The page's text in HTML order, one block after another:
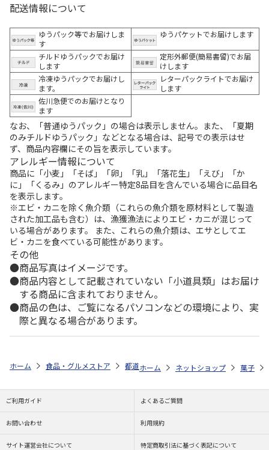
配送情報について
ゆうパック等でお届けしま
す
ゆうパケットでお届けします
チルドゆうパックでお届け
します
定形外郵便(簡易書留)でお届
けします
冷凍ゆうパックでお届けし
ます。
レターパックライトでお届け
します
佐川急便でのお届けとなり
ます
なお、「普通ゆうパック」の場合は表示しません。また、「夏期
のみチルドゆうパック」などとなる場合は、記号での表示はせ
ず、商品内容欄にその旨を表示しています。
アレルギー情報について
商品に「小麦」「そば」「卵」「乳」「落花生」「えび」「か
に」「くるみ」のアレルギー特定8品目を含んでいる場合に品目名
を表示します。
※エビ・カニを除く魚介類（これらの魚介類を原材料として製造
された加工品も含む）は、漁獲漁法によりエビ・カニが混じって
いる場合があります。 また、これらの魚介類は、エサとしてエ
ビ・カニを食べている可能性があります。
その他
商品写真はイメージです。
商品内容として記載されていない「小道具類」はお届け
する商品に含まれておりません。
商品の色は、ご覧になるパソコンなどの環境により、実
際と異なる場合があります。
ホーム 食品・グルメストア 都道府県から探す 長崎県 カステラ
ホーム ネットショップ 菓子
ご利用ガイド よくあるご質問
お問い合わせ 利用規約
サイト運営会社について 特定商取引法に基づく表記について